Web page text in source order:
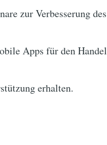
zur Verbesserung des
Apps für den Handel
erhalten.